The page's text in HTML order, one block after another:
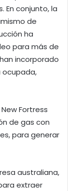
En conjunto, la
de
ha
para más de
incorporado
ocupada,
Fortress
de gas con
para generar
australiana,
extraer